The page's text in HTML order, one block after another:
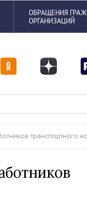
ОБРАЩЕНИЯ
ОРГАНИЗАЦИЙ
транспортного